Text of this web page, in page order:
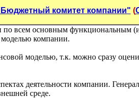
комитет компании" (
всем основным функциональным
компании.
моделью, т.к. можно сразу
деятельности компании.
среде.